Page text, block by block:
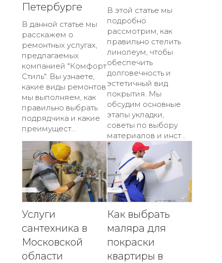
Петербурге
В данной статье мы
расскажем о
ремонтных услугах,
предлагаемых
компанией "Комфорт
Стиль". Вы узнаете,
какие виды ремонтов
мы выполняем, как
правильно выбрать
подрядчика и какие
преимущест...
В этой статье мы
подробно
рассмотрим, как
правильно стелить
линолеум, чтобы
обеспечить
долговечность и
эстетичный вид
покрытия. Мы
обсудим основные
этапы укладки,
советы по выбору
материалов и инст...
Услуги
сантехника в
Московской
области
Как выбрать
маляра для
покраски
квартиры в